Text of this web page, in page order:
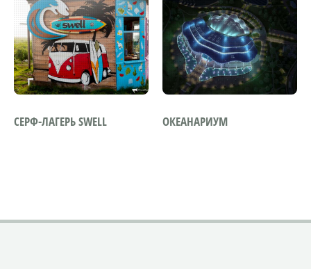
СЕРФ-ЛАГЕРЬ SWELL ОКЕАНАРИУМ